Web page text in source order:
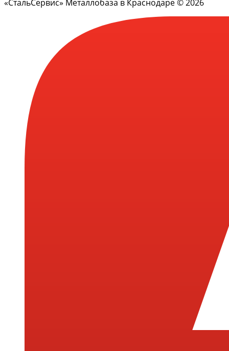
«СтальСервис» Металлобаза в Краснодаре © 2026